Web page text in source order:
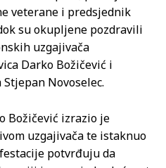
veterane i predsjednik
su okupljene pozdravili
uzgajivača
Darko Božičević i
Novoselec.
Božičević izrazio je
uzgajivača te istaknuo
potvrđuju da